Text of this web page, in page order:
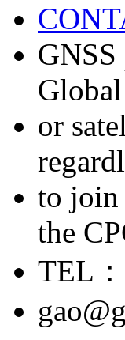
GNSS
or
to join
the
TEL